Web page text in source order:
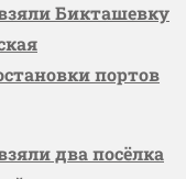
Бикташевку
портов
два посёлка